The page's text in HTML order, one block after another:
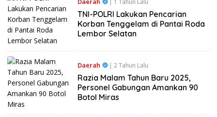
TNI-POLRI Lakukan Pencarian
Korban Tenggelam di Pantai Roda
Lembor Selatan
Daerah | 2 Tahun Lalu
Razia Malam Tahun Baru 2025,
Personel Gabungan Amankan 90
Botol Miras